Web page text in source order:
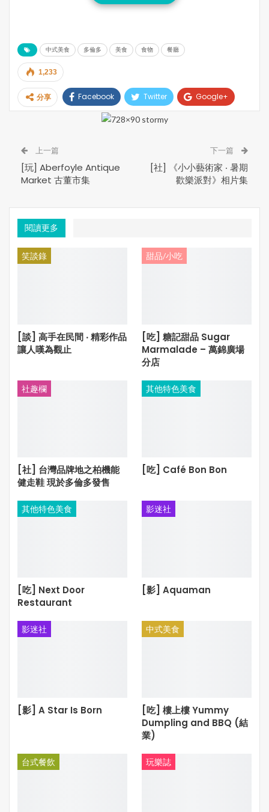
很match，但蝦餃外皮太厚，令整道菜打了折扣。我個人不
地址：3471 Yonge St, Toronto, ON M4N 2N3
電話：416-485-9898
營業：12pm – 11pm(逢星期二休息)
***本文內容及圖片，35easy生活饗樂版權所有。未經許
中式美食 多倫多 美食 食物 餐廳
1,233
分享 Facebook Twitter Google+
Pinterest Email
上一篇
[玩] Aberfoyle Antique
Market 古董市集
下一篇
[社] 《小小藝術家 ‧ 暑期
歡樂派對》相片集
閱讀更多
笑談錄
[談] 高手在民間 ‧ 精彩作品
讓人嘆為觀止
甜品/小吃
[吃] 糖記甜品 Sugar
Marmalade – 萬錦廣場
分店
社趣欄
[社] 台灣品牌地之柏機能
健走鞋 現於多倫多發售
其他特色美食
[吃] Café Bon Bon
其他特色美食
[吃] Next Door
Restaurant
影迷社
[影] Aquaman
影迷社
[影] A Star Is Born
中式美食
[吃] 樓上樓 Yummy
Dumpling and BBQ (結
業)
台式餐飲 玩樂誌